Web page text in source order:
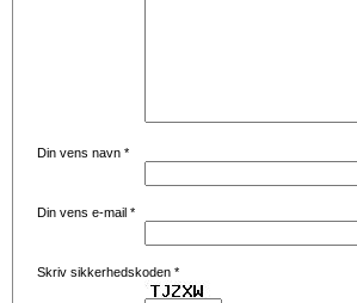
Din vens navn *
Din vens e-mail *
Skriv sikkerhedskoden *